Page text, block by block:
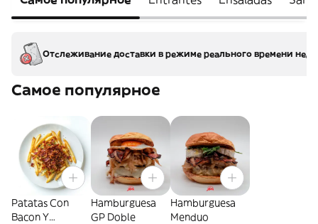
Отслеживание доставки в режиме реального времени
Самое популярное
Patatas Con
Bacon Y
Hamburguesa
GP Doble
Hamburguesa
Menduo